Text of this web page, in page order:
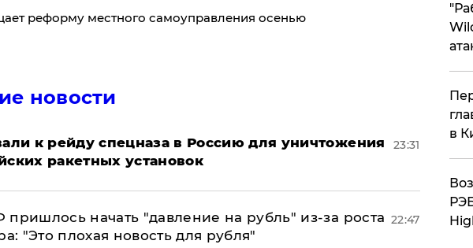
реформу местного самоуправления осенью
новости
к рейду спецназа в Россию для уничтожения
ракетных установок
23:31
начать "давление на рубль" из-за роста
"Это плохая новость для рубля"
22:47
в